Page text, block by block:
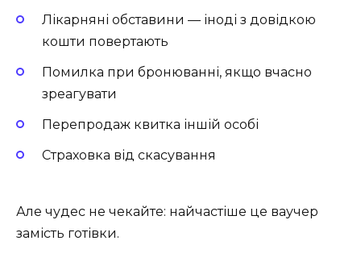
Лікарняні обставини — іноді з довідкою
кошти повертають
Помилка при бронюванні, якщо вчасно
зреагувати
Перепродаж квитка іншій особі
Страховка від скасування
Але чудес не чекайте: найчастіше це ваучер
замість готівки.